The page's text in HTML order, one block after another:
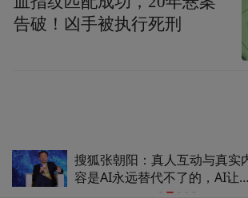
搜狐张朝阳：真人互动与真实
容是AI永远替代不了的，AI让内
告破！凶手被执行死刑